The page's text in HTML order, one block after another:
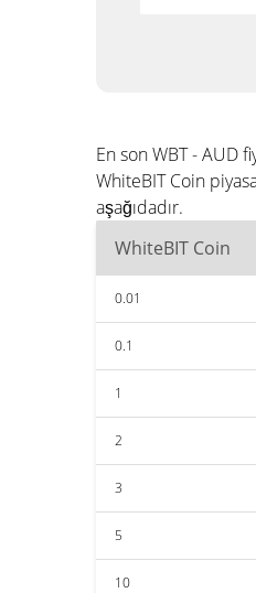
En son WBT - AUD
WhiteBIT Coin
aşağıdadır.
WhiteBIT Coin
0.01
0.1
1
2
3
5
10